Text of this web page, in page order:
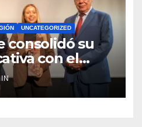
UNCATEGORIZED
consolidó su
con el
Brotes 2026